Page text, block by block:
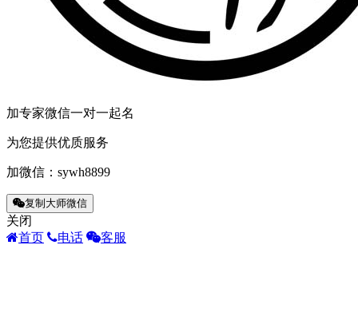
加专家微信一对一起名
为您提供优质服务
加微信： sywh8899
复制大师微信
关闭
首页
电话 客服